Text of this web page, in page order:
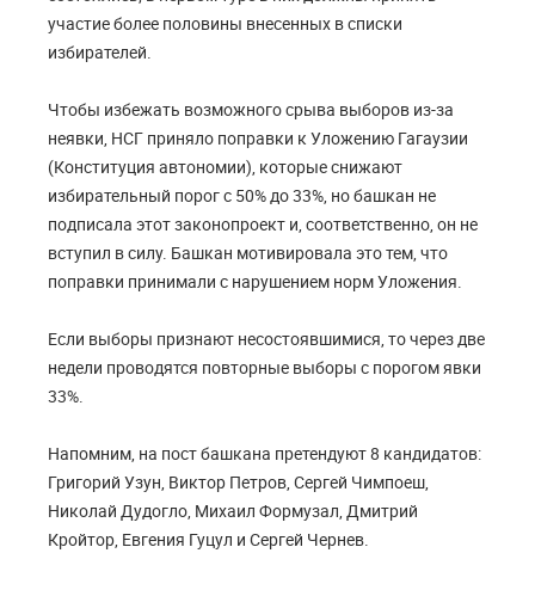
участие более половины внесенных в списки
избирателей.
Чтобы избежать возможного срыва выборов из-за
неявки, НСГ приняло поправки к Уложению Гагаузии
(Конституция автономии), которые снижают
избирательный порог с 50% до 33%, но башкан не
подписала этот законопроект и, соответственно, он не
вступил в силу. Башкан мотивировала это тем, что
поправки принимали с нарушением норм Уложения.
Если выборы признают несостоявшимися, то через две
недели проводятся повторные выборы с порогом явки
33%.
Напомним, на пост башкана претендуют 8 кандидатов:
Григорий Узун, Виктор Петров, Сергей Чимпоеш,
Николай Дудогло, Михаил Формузал, Дмитрий
Кройтор, Евгения Гуцул и Сергей Чернев.